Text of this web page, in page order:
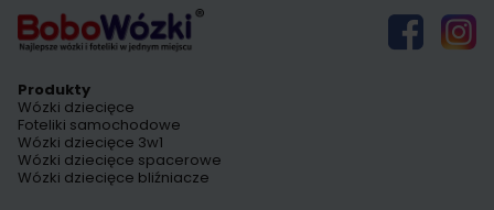
Produkty
Wózki dziecięce
Foteliki samochodowe
Wózki dziecięce 3w1
Wózki dziecięce spacerowe
Wózki dziecięce bliźniacze